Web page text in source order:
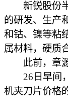
新锐股份半
的研发、生产
和钴、镍等粘
属材料，硬质
此前，章源
26日早间，
机夹刀片价格